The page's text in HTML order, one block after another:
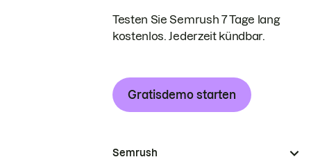
Testen Sie Semrush 7 Tage lang
kostenlos. Jederzeit kündbar.
Gratisdemo starten
Semrush